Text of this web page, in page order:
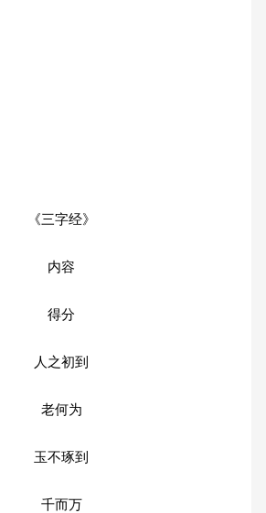
《三字经》
内容
得分
人之初到
老何为
玉不琢到
千而万